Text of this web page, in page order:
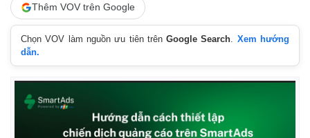
Thêm VOV trên Google
Chọn VOV làm nguồn ưu tiên trênGoogle Search. Xem hướng
dẫn.